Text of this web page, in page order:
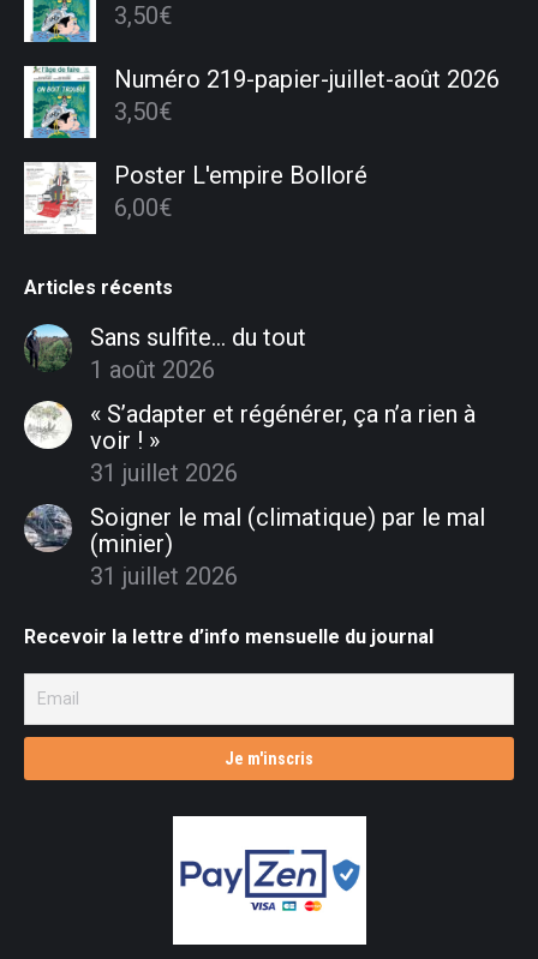
3,50€
Numéro 219-papier-juillet-août 2026
3,50€
Poster L'empire Bolloré
6,00€
Articles récents
Sans sulfite… du tout
1 août 2026
« S’adapter et régénérer, ça n’a rien à
voir ! »
31 juillet 2026
Soigner le mal (climatique) par le mal
(minier)
31 juillet 2026
Recevoir la lettre d’info mensuelle du journal